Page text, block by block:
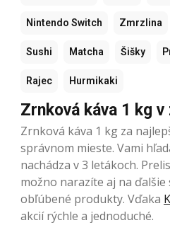
Nintendo Switch Zmrzlina
Sushi Matcha Šišky
Rajec Hurmikaki
Zrnková káva 1 kg
Zrnková káva 1 kg za
správnom mieste. Vami
nachádza v 3 letákoch.
možno narazíte aj na ďalšie
obľúbené produkty. Vďaka
akcií rýchle a jednoduché.